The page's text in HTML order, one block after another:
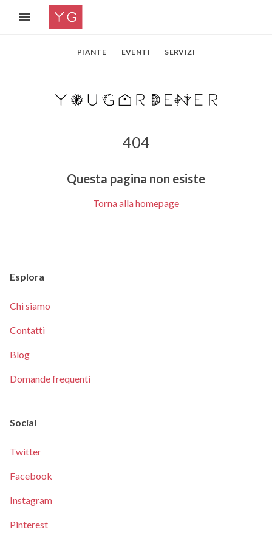
PIANTE EVENTI SERVIZI
404
Questa pagina non esiste
Torna alla homepage
Esplora
Chi siamo
Contatti
Blog
Domande frequenti
Social
Twitter
Facebook
Instagram
Pinterest